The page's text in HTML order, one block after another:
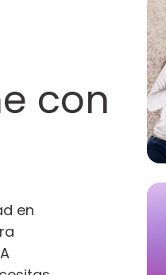
con
en